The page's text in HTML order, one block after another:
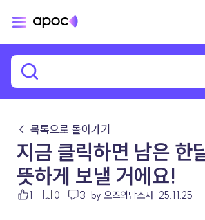
← 목록으로 돌아가기
지금 클릭하면 남은 한
뜻하게 보낼 거에요!
1 0 3 by 오즈의맙소사 25.11.25